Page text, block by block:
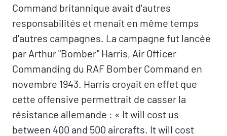
Command britannique avait d'autres
responsabilités et menait en même temps
d'autres campagnes. La campagne fut lancée
par Arthur "Bomber" Harris, Air Officer
Commanding du RAF Bomber Command en
novembre 1943. Harris croyait en effet que
cette offensive permettrait de casser la
résistance allemande : « It will cost us
between 400 and 500 aircrafts. It will cost